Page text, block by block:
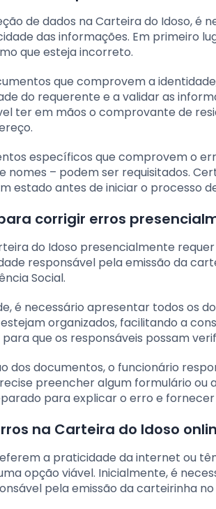
de dados na Carteira do Idoso, é
das informações. Em primeiro
que esteja incorreto.
que comprovem a
do requerente e a validar as
ter em mãos o comprovante de
específicos que comprovem o
nomes – podem ser requisitados.
estado antes de iniciar o processo
corrigir erros
do Idoso presencialmente
responsável pela emissão da
Social.
é necessário apresentar todos os
organizados, facilitando a
que os responsáveis possam
dos documentos, o funcionário
preencher algum formulário ou
para explicar o erro e
na Carteira do Idoso
a praticidade da internet ou
opção viável. Inicialmente, é
pela emissão da carteirinha